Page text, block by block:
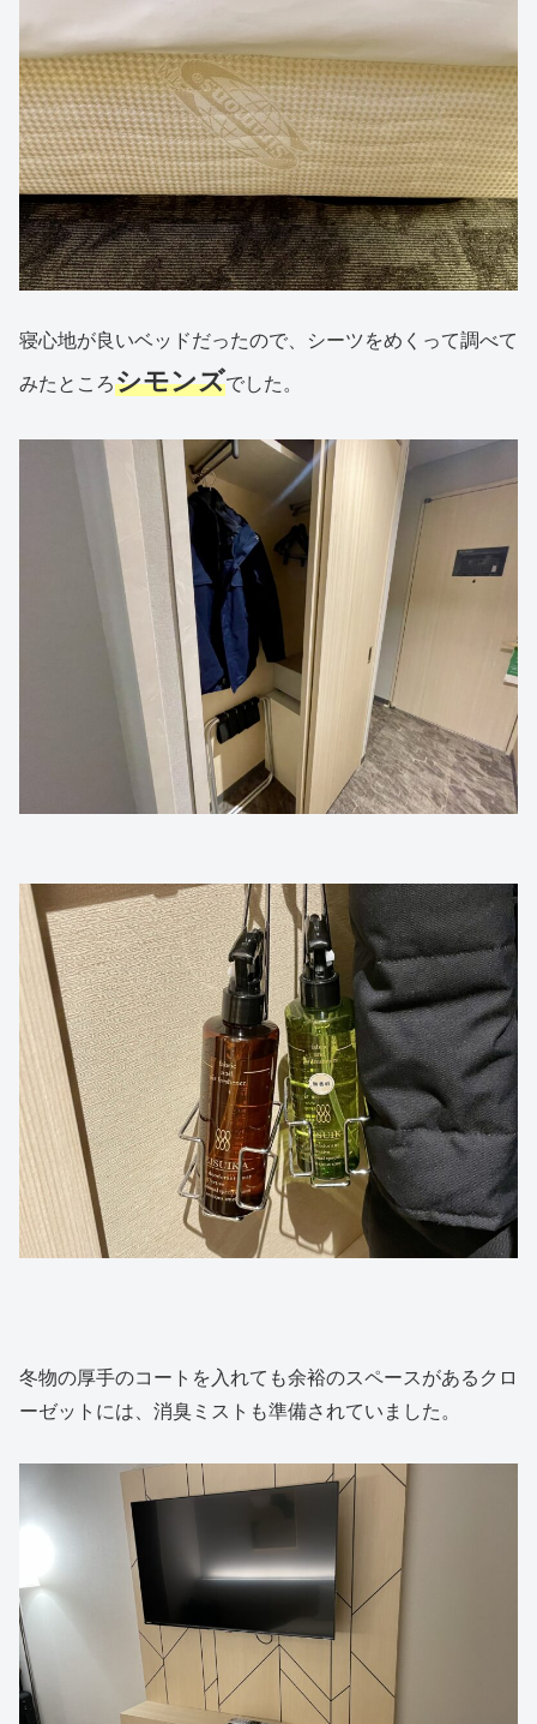
寝心地が良いベッドだったので、シーツをめくって調べて
みたところシモンズでした。
冬物の厚手のコートを入れても余裕のスペースがあるクロ
ーゼットには、消臭ミストも準備されていました。